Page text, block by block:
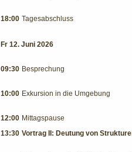
18:00 Tagesabschluss
Fr 12. Juni 2026
09:30 Besprechung
10:00 Exkursion in die Umgebung
12:00
13:30
Mittagspause
Vortrag II: Deutung von